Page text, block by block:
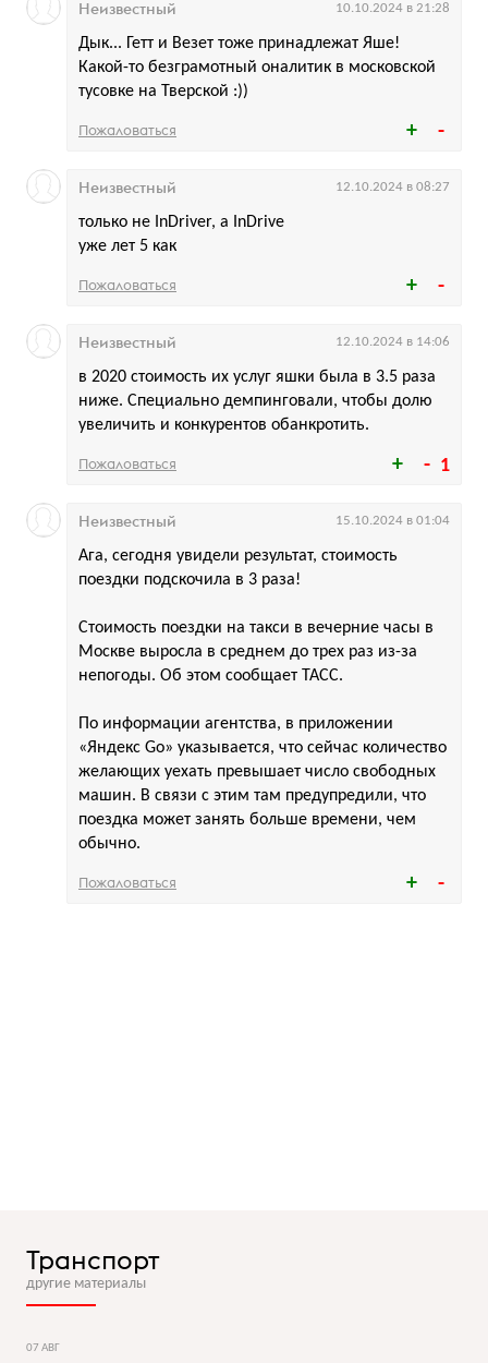
Дык... Гетт и Везет тоже принадлежат Яше!
Какой-то безграмотный оналитик в московской
тусовке на Тверской :))
Неизвестный 10.10.2024 в 21:28
Пожаловаться
только не InDriver, а InDrive
уже лет 5 как
Неизвестный 12.10.2024 в 08:27
Пожаловаться
1
в 2020 стоимость их услуг яшки была в 3.5 раза
ниже. Специально демпинговали, чтобы долю
увеличить и конкурентов обанкротить.
Неизвестный 12.10.2024 в 14:06
Пожаловаться
Ага, сегодня увидели результат, стоимость
поездки подскочила в 3 раза!
Стоимость поездки на такси в вечерние часы в
Москве выросла в среднем до трех раз из-за
непогоды. Об этом сообщает ТАСС.
По информации агентства, в приложении
«Яндекс Go» указывается, что сейчас количество
желающих уехать превышает число свободных
машин. В связи с этим там предупредили, что
поездка может занять больше времени, чем
обычно.
Неизвестный 15.10.2024 в 01:04
Пожаловаться
Транспорт
другие материалы
07 АВГ